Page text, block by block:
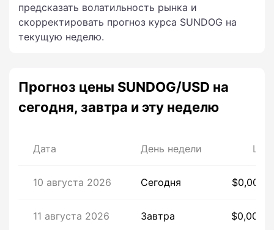
предсказать волатильность рынка и
скорректировать прогноз курса SUNDOG на
текущую неделю.
Прогноз цены SUNDOG/USD на
сегодня, завтра и эту неделю
Дата День недели
10 августа 2026 Сегодня
11 августа 2026 Завтра